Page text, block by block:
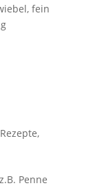
fein
Rezepte,
Penne